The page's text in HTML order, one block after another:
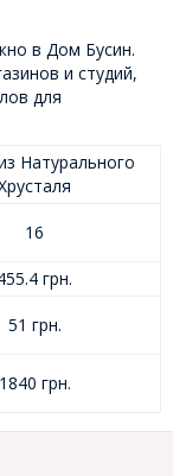
в Дом Бусин.
и студий,
для
Натурального
16
грн.
51 грн.
1840 грн.